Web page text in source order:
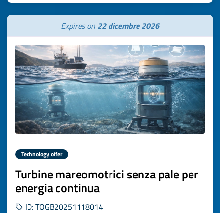
Expires on 22 dicembre 2026
Technology offer
Turbine mareomotrici senza pale per
energia continua
ID: TOGB20251118014